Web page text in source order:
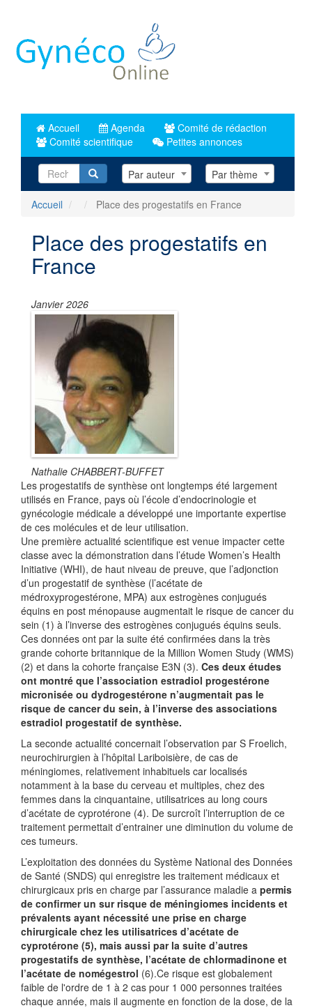
principal
Accueil Agenda
Comité de rédaction
Comité scientifique
Petites annonces
RecherchePar auteur Par thème
Accueil Place des progestatifs en France
Place des progestatifs en
France
Janvier 2026
Nathalie CHABBERT-BUFFET
Les progestatifs de synthèse ont longtemps été largement
utilisés en France, pays où l’école d’endocrinologie et
gynécologie médicale a développé une importante expertise
de ces molécules et de leur utilisation.
Une première actualité scientifique est venue impacter cette
classe avec la démonstration dans l’étude Women’s Health
Initiative (WHI), de haut niveau de preuve, que l’adjonction
d’un progestatif de synthèse (l’acétate de
médroxyprogestérone, MPA) aux estrogènes conjugués
équins en post ménopause augmentait le risque de cancer du
sein (1) à l’inverse des estrogènes conjugués équins seuls.
Ces données ont par la suite été confirmées dans la très
grande cohorte britannique de la Million Women Study (WMS)
(2) et dans la cohorte française E3N (3). Ces deux études
ont montré que l’association estradiol progestérone
micronisée ou dydrogestérone n’augmentait pas le
risque de cancer du sein, à l’inverse des associations
estradiol progestatif de synthèse.
La seconde actualité concernait l’observation par S Froelich,
neurochirurgien à l’hôpital Lariboisière, de cas de
méningiomes, relativement inhabituels car localisés
notamment à la base du cerveau et multiples, chez des
femmes dans la cinquantaine, utilisatrices au long cours
d’acétate de cyprotérone (4). De surcroît l’interruption de ce
traitement permettait d’entrainer une diminution du volume de
ces tumeurs.
L’exploitation des données du Système National des Données
de Santé (SNDS) qui enregistre les traitement médicaux et
chirurgicaux pris en charge par l’assurance maladie a permis
de confirmer un sur risque de méningiomes incidents et
prévalents ayant nécessité une prise en charge
chirurgicale chez les utilisatrices d’acétate de
cyprotérone (5), mais aussi par la suite d’autres
progestatifs de synthèse, l’acétate de chlormadinone et
l’acétate de nomégestrol (6).Ce risque est globalement
faible de l'ordre de 1 à 2 cas pour 1 000 personnes traitées
chaque année, mais il augmente en fonction de la dose, de la